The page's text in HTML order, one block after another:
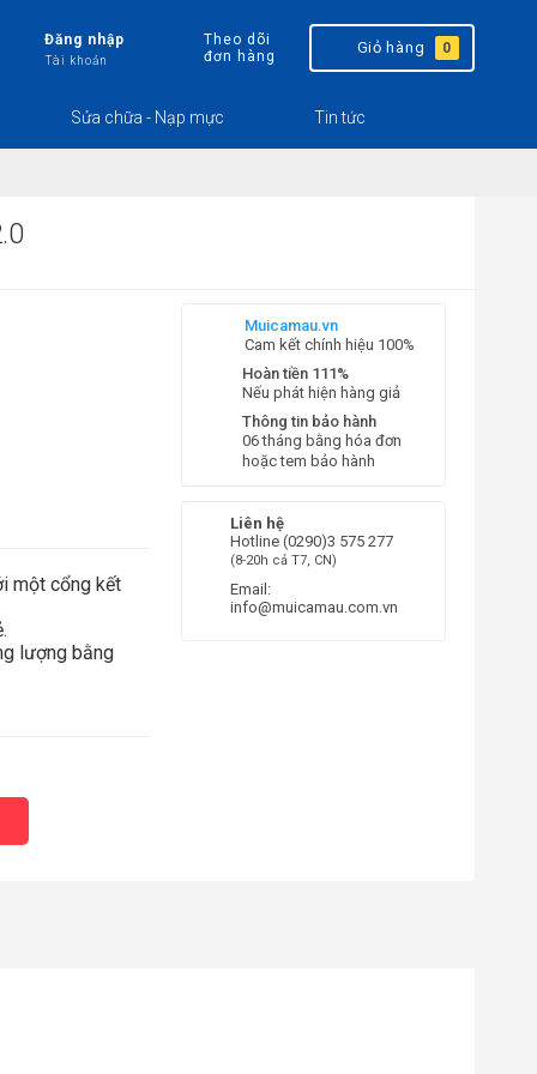
Đăng nhập
Tài khoản
Theo dõi
đơn hàng
Giỏ hàng 0
Sửa chữa - Nạp mực Tin tức
một cổng kết
lượng bằng
Muicamau.vn
Cam kết chính hiệu 100%
Hoàn tiền 111%
Nếu phát hiện hàng giả
Thông tin bảo hành
06 tháng bằng hóa đơn
hoặc tem bảo hành
Liên hệ
Hotline (0290)3 575 277
(8-20h cả T7, CN)
Email:
info@muicamau.com.vn